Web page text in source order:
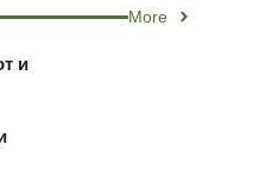
More
и